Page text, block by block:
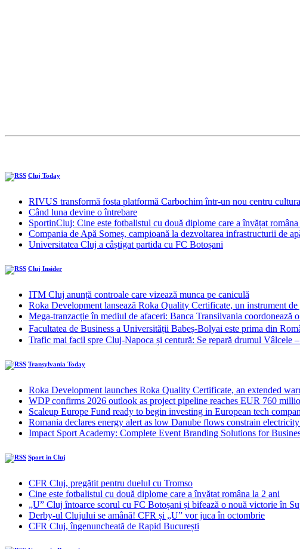
Cluj Today
RIVUS transformă fosta platformă Carbochim într-un nou centru
Când luna devine o întrebare
SportinCluj: Cine este fotbalistul cu două diplome care a învățat româna
Compania de Apă Someș, campioană la dezvoltarea infrastructurii de
Universitatea Cluj a câștigat partida cu FC Botoșani
Cluj Insider
ITM Cluj anunță controale care vizează munca pe caniculă
Roka Development lansează Roka Quality Certificate, un instrument
Mega-tranzacție în mediul de afaceri: Banca Transilvania
Facultatea de Business a Universității Babeș-Bolyai este prima din
Trafic mai facil spre Cluj-Napoca și centură: Se repară drumul Vâlcele
Transylvania Today
Roka Development launches Roka Quality Certificate, an extended
WDP confirms 2026 outlook as project pipeline reaches EUR 760
Scaleup Europe Fund ready to begin investing in European tech
Romania declares energy alert as low Danube flows constrain
Impact Sport Academy: Complete Event Branding Solutions for
Sport in Cluj
CFR Cluj, pregătit pentru duelul cu Tromso
Cine este fotbalistul cu două diplome care a învățat româna la 2 ani
„U” Cluj întoarce scorul cu FC Botoșani și bifează o nouă victorie în
Derby-ul Clujului se amână! CFR și „U” vor juca în octombrie
CFR Cluj, îngenuncheată de Rapid București